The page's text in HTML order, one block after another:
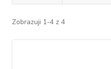
Zobrazuji 1-4 z 4